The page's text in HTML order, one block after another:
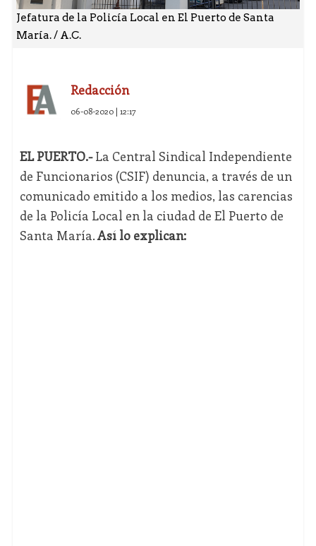
Jefatura de la Policía Local en El Puerto de Santa
María. / A.C.
Redacción
06-08-2020 | 12:17
EL PUERTO.-La Central Sindical Independiente
de Funcionarios (CSIF) denuncia, a través de un
comunicado emitido a los medios, las carencias
de la Policía Local en la ciudad de El Puerto de
Santa María.Así lo explican: